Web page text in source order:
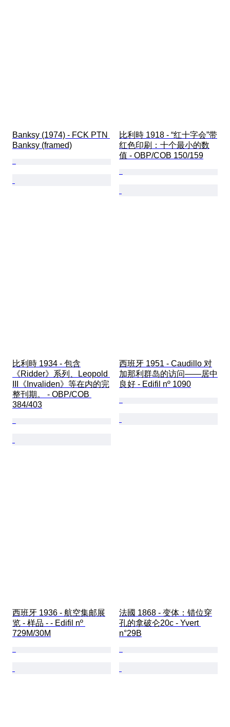
Banksy (1974) - FCK PTN
Banksy (framed)
比利時 1918 - “红十字会”带
红色印刷：十个最小的数
值 - OBP/COB 150/159
比利時 1934 - 包含
《Ridder》系列、Leopold
III《Invaliden》等在内的完
整刊期。 - OBP/COB
384/403
西班牙 1951 - Caudillo 对
加那利群岛的访问——居中
良好 - Edifil nº 1090
西班牙 1936 - 航空集邮展
览 - 样品 - - Edifil nº
729M/30M
法國 1868 - 变体：错位穿
孔的拿破仑20c - Yvert
n°29B